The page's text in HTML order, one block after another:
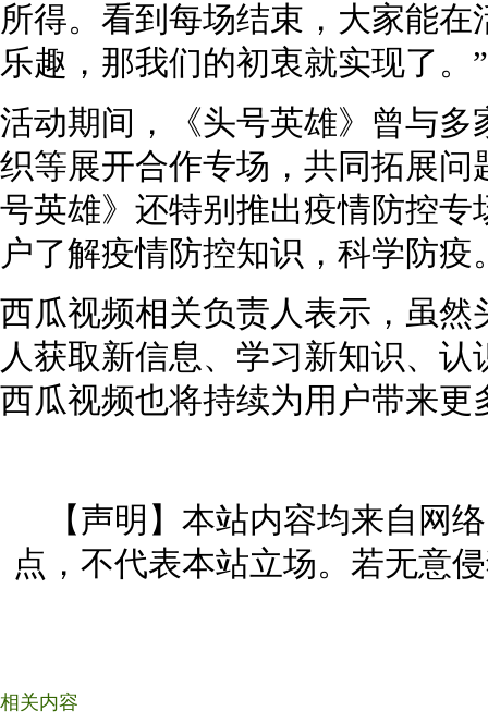
所得。看到每场结束，大家能
乐趣，那我们的初衷就实现了。”
活动期间，《头号英雄》曾与
织等展开合作专场，共同拓展
号英雄》还特别推出疫情防控
户了解疫情防控知识，科学防疫
西瓜视频相关负责人表示，虽
人获取新信息、学习新知识、
西瓜视频也将持续为用户带来
【声明】本站内容均来自网
点，不代表本站立场。若无意
相关内容